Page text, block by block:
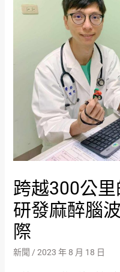
跨越300公
研發麻醉腦
際
新聞 / 2023 年 8 月 18 日